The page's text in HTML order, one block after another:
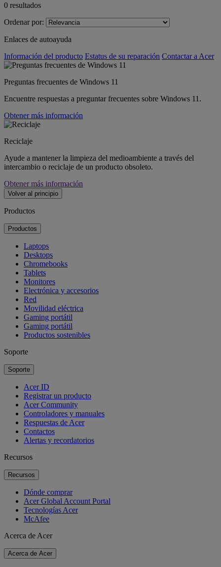
0 resultados
Ordenar por:
Enlaces de autoayuda
Información del producto Estatus de su reparación Contactar a Acer
Preguntas frecuentes de Windows 11
Encuentre respuestas a preguntar frecuentes sobre Windows 11.
Obtener más información
Reciclaje
Ayude a mantener la limpieza del medioambiente a través del
intercambio o reciclaje de un producto obsoleto.
Obtener más información
Volver al principio
Productos
Productos
Laptops
Desktops
Chromebooks
Tablets
Monitores
Electrónica y accesorios
Red
Movilidad eléctrica
Gaming portátil
Gaming portátil
Productos sostenibles
Soporte
Soporte
Acer ID
Registrar un producto
Acer Community
Controladores y manuales
Respuestas de Acer
Contactos
Alertas y recordatorios
Recursos
Recursos
Dónde comprar
Acer Global Account Portal
Tecnologías Acer
McAfee
Acerca de Acer
Acerca de Acer